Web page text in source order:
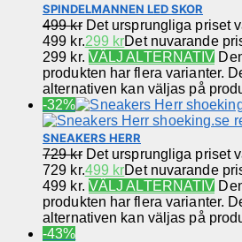
SPINDELMANNEN LED SKOR
499kr Det ursprungliga priset
499 kr.299 krDet nuvarande
299 kr. VÄLJ ALTERNATIV
produkten har flera varianter.
alternativen kan väljas på
-32%
SNEAKERS HERR
729kr Det ursprungliga priset
729 kr.499 krDet nuvarande
499 kr. VÄLJ ALTERNATIV
produkten har flera varianter.
alternativen kan väljas på
-43%